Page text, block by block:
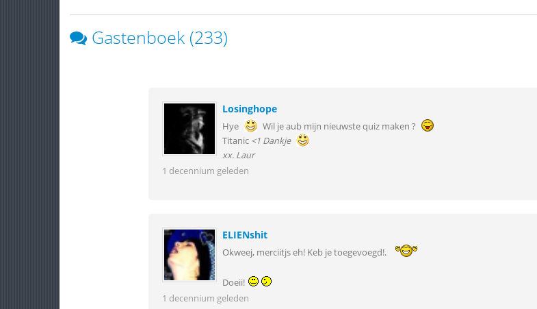
Gastenboek (233)
Losinghope
Hye
Wil je aub mijn nieuwste quiz maken ?
Titanic <1 Dankje
xx. Laur
1 decennium geleden
ELIENshit
Okweej, merciitjs eh! Keb je toegevoegd!.
Doeii!
1 decennium geleden